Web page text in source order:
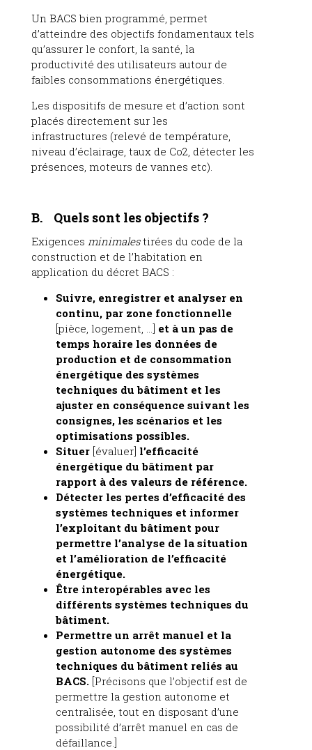
Un BACS bien programmé, permet
d’atteindre des objectifs fondamentaux tels
qu’assurer le confort, la santé, la
productivité des utilisateurs autour de
faibles consommations énergétiques.
Les dispositifs de mesure et d’action sont
placés directement sur les
infrastructures (relevé de température,
niveau d’éclairage, taux de Co2, détecter les
présences, moteurs de vannes etc).
B. Quels sont les objectifs ?
Exigences minimalestirées du code de la
construction et de l’habitation en
application du décret BACS :
Suivre, enregistrer et analyser en
continu, par zone fonctionnelle
[pièce, logement, …] et à un pas de
temps horaire les données de
production et de consommation
énergétique des systèmes
techniques du bâtiment et les
ajuster en conséquence suivant les
consignes, les scénarios et les
optimisations possibles.
Situer [évaluer] l’efficacité
énergétique du bâtiment par
rapport à des valeurs de référence.
Détecter les pertes d’efficacité des
systèmes techniques et informer
l’exploitant du bâtiment pour
permettre l’analyse de la situation
et l’amélioration de l’efficacité
énergétique.
Être interopérables avec les
différents systèmes techniques du
bâtiment.
Permettre un arrêt manuel et la
gestion autonome des systèmes
techniques du bâtiment reliés au
BACS. [Précisons que l’objectif est de
permettre la gestion autonome et
centralisée, tout en disposant d’une
possibilité d’arrêt manuel en cas de
défaillance.]